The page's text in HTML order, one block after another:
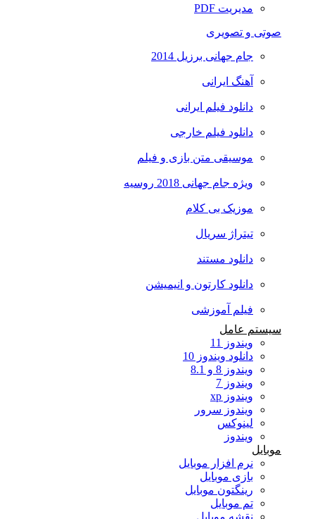
مدیریت PDF
صوتی و تصویری
جام جهانی برزیل 2014
آهنگ ایرانی
دانلود فیلم ایرانی
دانلود فیلم خارجی
موسیقی متن بازی و فیلم
ویژه جام جهانی 2018 روسیه
موزیک بی کلام
تیتراژ سریال
دانلود مستند
دانلود کارتون و انیمیشن
فیلم آموزشی
سیستم عامل
ویندوز 11
دانلود ویندوز 10
ویندوز 8 و 8.1
ویندوز 7
ویندوز xp
ویندوز سرور
لینوکس
ویندوز
موبایل
نرم افزار موبایل
بازی موبایل
رینگتون موبایل
تم موبایل
نقشه موبایل